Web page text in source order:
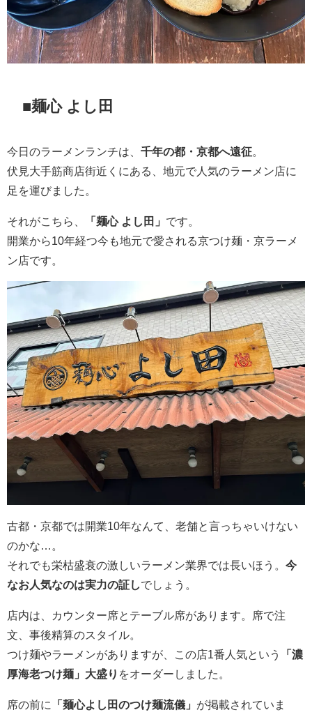
■麺心 よし田
今日のラーメンランチは、 千年の都・京都へ遠征
伏見大手筋商店街近くにある、地元で人気のラーメン店に
足を運びました。
それがこちら、 「麺心 よし田」 です。
開業から10年経つ今も地元で愛される京つけ麺・京ラーメ
ン店です。
古都・京都では開業10年なんて、老舗と言っちゃいけない
のかな…。
それでも栄枯盛衰の激しいラーメン業界では長いほう。 今
なお人気なのは実力の証しでしょう。
店内は、カウンター席とテーブル席があります。席で注
文、事後精算のスタイル。
つけ麺やラーメンがありますが、この店1番人気という
「濃
厚海老つけ麺」大盛り をオーダーしました。
席の前に 「麺心よし田のつけ麺流儀」 が掲載されていま